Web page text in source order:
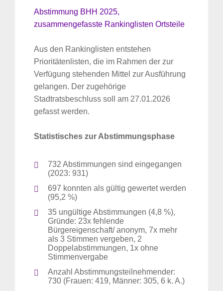
Abstimmung BHH 2025,
zusammengefasste Rankinglisten Ortsteile
Aus den Rankinglisten entstehen
Prioritätenlisten, die im Rahmen der zur
Verfügung stehenden Mittel zur Ausführung
gelangen. Der zugehörige
Stadtratsbeschluss soll am 27.01.2026
gefasst werden.
Statistisches zur Abstimmungsphase
732 Abstimmungen sind eingegangen
(2023: 931)
697 konnten als gültig gewertet werden
(95,2 %)
35 ungültige Abstimmungen (4,8 %),
Gründe: 23x fehlende
Bürgereigenschaft/ anonym, 7x mehr
als 3 Stimmen vergeben, 2
Doppelabstimmungen, 1x ohne
Stimmenvergabe
Anzahl Abstimmungsteilnehmender:
730 (Frauen: 419, Männer: 305, 6 k. A.)